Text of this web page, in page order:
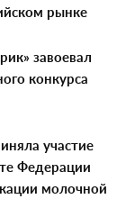
рынке
завоевал
конкурса
участие
Федерации
молочной